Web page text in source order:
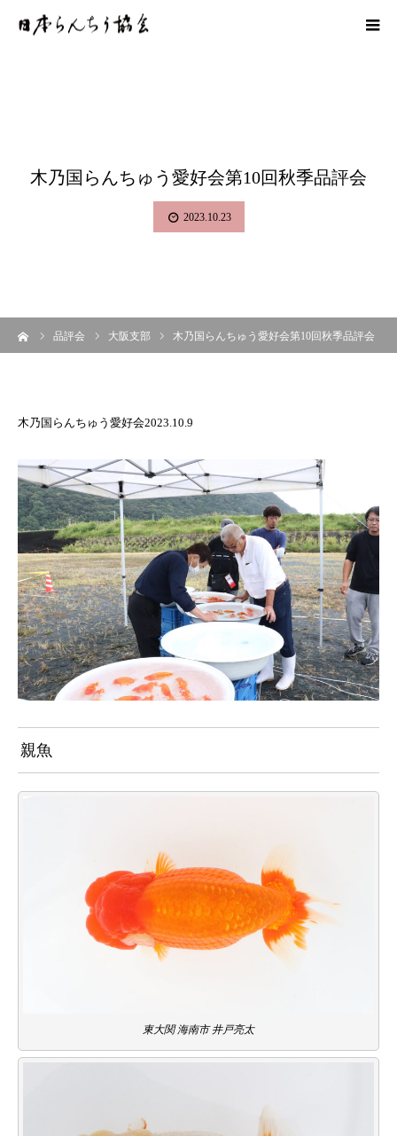
木乃国らんちゅう愛好会第10回秋季品評会
2023.10.23
品評会 大阪支部 木乃国らんちゅう愛好会第10回秋季品評会
木乃国らんちゅう愛好会2023.10.9
親魚
東大関 海南市 井戸亮太